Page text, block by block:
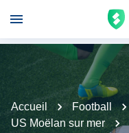
Accueil Football
US Moëlan sur mer